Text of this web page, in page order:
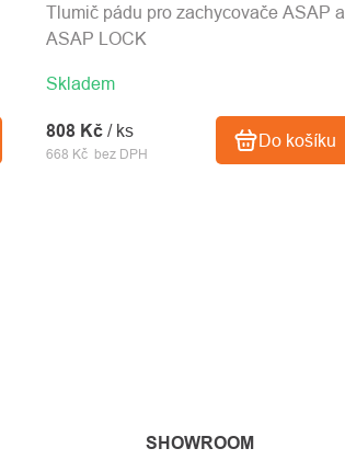
Skladem
668 Kč bez DPH
808 Kč / ks Do košíku
Tlumič pádu pro zachycovače ASAP a
ASAP LOCK
SHOWROOM